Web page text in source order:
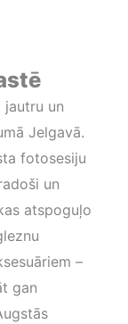
jautru un
Jelgavā.
fotosesiju
un
atspoguļo
–
gan